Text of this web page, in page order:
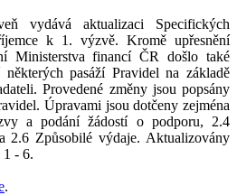
vydává aktualizaci Specifických
k 1. výzvě. Kromě upřesnění
Ministerstva financí ČR došlo také
pasáží Pravidel na základě
Provedené změny jsou popsány
Úpravami jsou dotčeny zejména
a podání žádostí o podporu, 2.4
2.6 Způsobilé výdaje. Aktualizovány
- 6.
.